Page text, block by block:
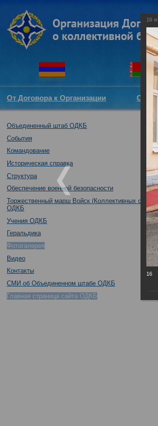
От Договора к Организации
Объединенный штаб ОДКБ
События
Командование
Историческая справка
Структура
Обеспечение военной безопасности
Торжественный марш Войск (Коллективных сил)
ОДКБ
Учения ОДКБ
Геральдика
Фотогалерея
Видео
Контакты
СМИ об Объединенном штабе ОДКБ
Главная страница сайта ОДКБ
16
16